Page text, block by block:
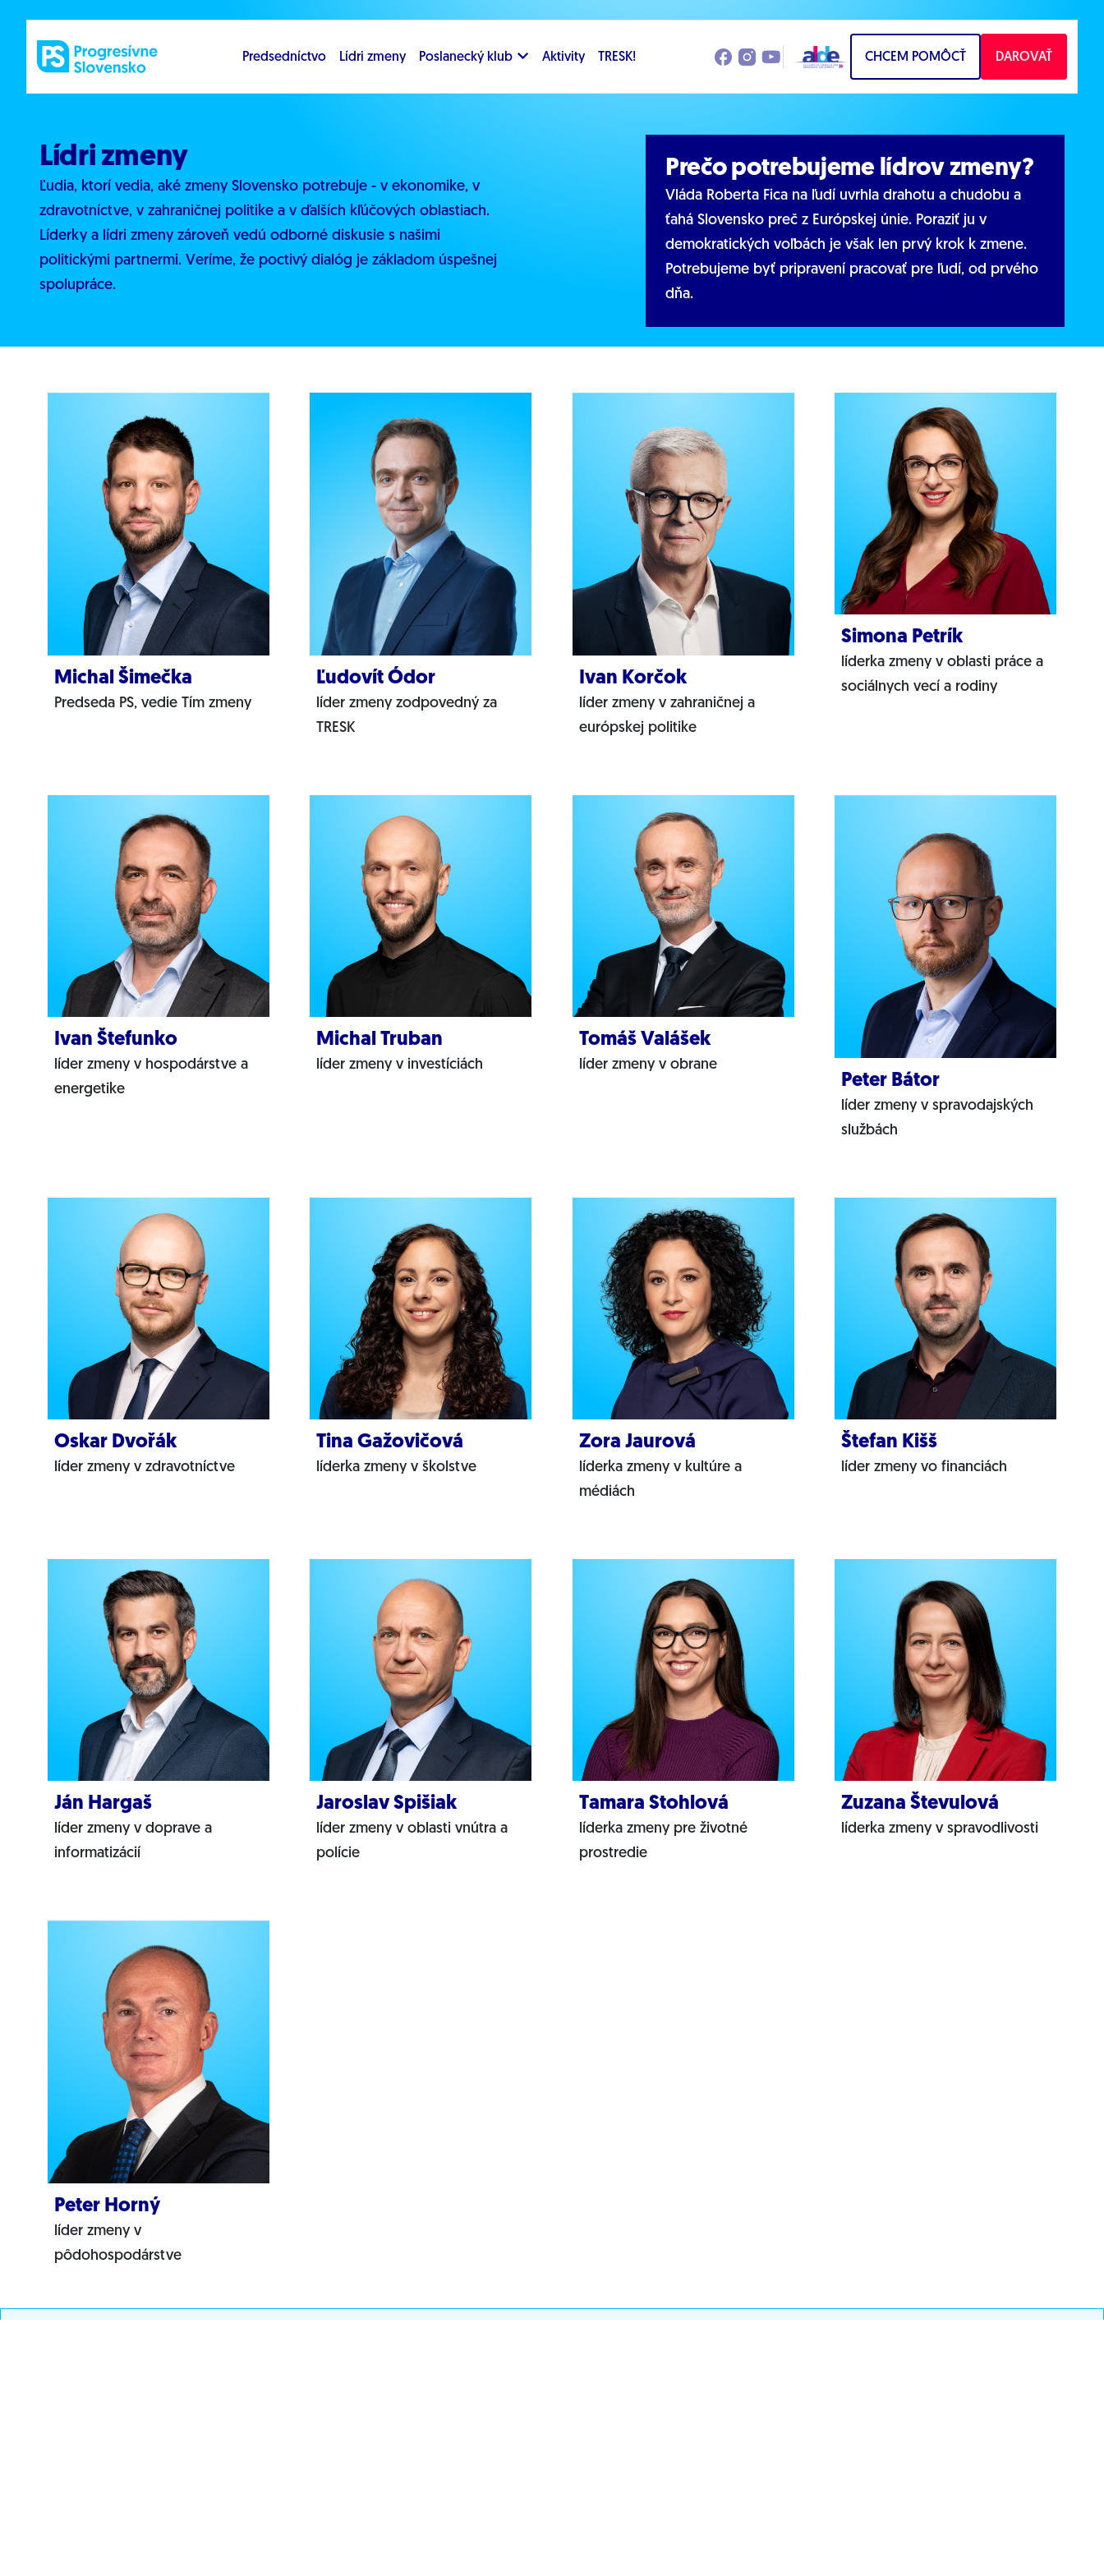
Predsedníctvo Lídri zmeny Poslanecký klub Aktivity TRESK! CHCEM POMÔCŤ DAROVAŤ
Lídri zmeny
Ľudia, ktorí vedia, aké zmeny Slovensko potrebuje - v ekonomike, v
zdravotníctve, v zahraničnej politike a v ďalších kľúčových oblastiach.
Líderky a lídri zmeny zároveň vedú odborné diskusie s našimi
politickými partnermi. Veríme, že poctivý dialóg je základom úspešnej
spolupráce.
Prečo potrebujeme lídrov zmeny?
Vláda Roberta Fica na ľudí uvrhla drahotu a chudobu a
ťahá Slovensko preč z Európskej únie. Poraziť ju v
demokratických voľbách je však len prvý krok k zmene.
Potrebujeme byť pripravení pracovať pre ľudí, od prvého
dňa.
Michal Šimečka
Predseda PS, vedie Tím zmeny
Ľudovít Ódor
líder zmeny zodpovedný za
TRESK
Ivan Korčok
líder zmeny v zahraničnej a
európskej politike
Simona Petrík
líderka zmeny v oblasti práce a
sociálnych vecí a rodiny
Ivan Štefunko
líder zmeny v hospodárstve a
energetike
Michal Truban
líder zmeny v investíciách
Tomáš Valášek
líder zmeny v obrane
Peter Bátor
líder zmeny v spravodajských
službách
Oskar Dvořák
líder zmeny v zdravotníctve
Tina Gažovičová
líderka zmeny v školstve
Zora Jaurová
líderka zmeny v kultúre a
médiách
Štefan Kišš
líder zmeny vo financiách
Ján Hargaš
líder zmeny v doprave a
informatizácií
Jaroslav Spišiak
líder zmeny v oblasti vnútra a
polície
Tamara Stohlová
líderka zmeny pre životné
prostredie
Zuzana Števulová
líderka zmeny v spravodlivosti
Peter Horný
líder zmeny v
pôdohospodárstve